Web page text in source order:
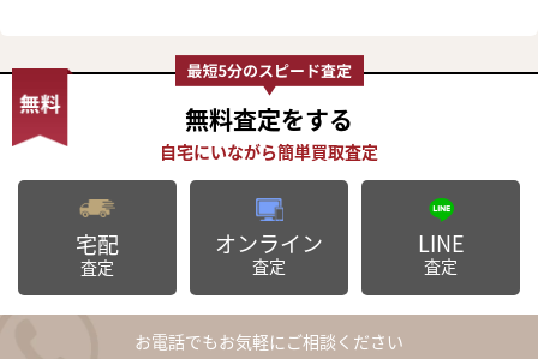
無料査定をする
宅配
査定
オンライン
査定
LINE
査定
お電話でもお気軽にご相談ください